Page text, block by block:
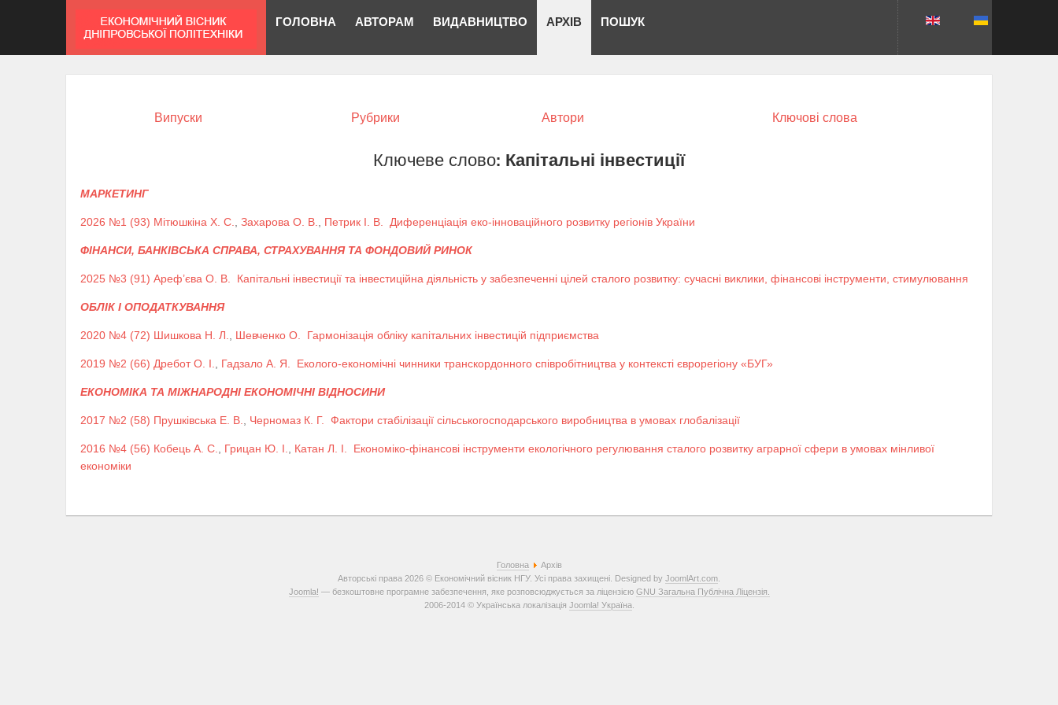
ГОЛОВНА АВТОРАМ ВИДАВНИЦТВО АРХІВ ПОШУК
Випуски Рубрики Автори Ключові слова
Ключеве слово: Капітальні інвестиції
МАРКЕТИНГ
2026 №1 (93) Мітюшкіна Х. С. Захарова О. В. Петрик І. В. Диференціація еко-інноваційного розвитку регіонів України
ФІНАНСИ, БАНКІВСЬКА СПРАВА, СТРАХУВАННЯ ТА ФОНДОВИЙ РИНОК
2025 №3 (91) Ареф’єва О. В. Капітальні інвестиції та інвестиційна діяльність у забезпеченні цілей сталого розвитку: сучасні виклики, фінансові інструменти, стимулювання
ОБЛІК І ОПОДАТКУВАННЯ
2020 №4 (72) Шишкова Н. Л. Шевченко О. Гармонізація обліку капітальних інвестицій підприємства
2019 №2 (66) Дребот О. І. Гадзало А. Я. Еколого-економічні чинники транскордонного співробітництва у контексті єврорегіону «БУГ»
ЕКОНОМІКА ТА МІЖНАРОДНІ ЕКОНОМІЧНІ ВІДНОСИНИ
2017 №2 (58) Прушківська Е. В. Черномаз К. Г. Фактори стабілізації сільськогосподарського виробництва в умовах глобалізації
2016 №4 (56) Кобець А. С. Грицан Ю. І. Катан Л. І.
Економіко-фінансові інструменти екологічного регулювання сталого розвитку аграрної сфери в умовах мінливої
економіки
Головна
Архів
Авторські права 2026 © Економічний вісник НГУ. Усі права захищені. Designed by JoomlArt.com
Joomla! — безкоштовне програмне забезпечення, яке розповсюджується за ліцензією GNU Загальна Публічна Ліцензія.
2006-2014 © Українська локалізація Joomla! Україна